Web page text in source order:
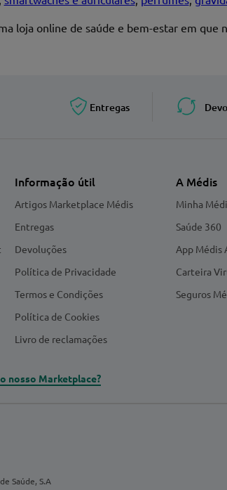
loja online de saúde e bem-estar em que
Entregas
Informação útil
Artigos Marketplace Médis
Entregas
Devoluções
Política de Privacidade
Termos e Condições
Política de Cookies
Livro de reclamações
A Médis
Minha
Saúde 360
App Médis
Carteira
Seguros
nosso Marketplace?
Saúde, S.A